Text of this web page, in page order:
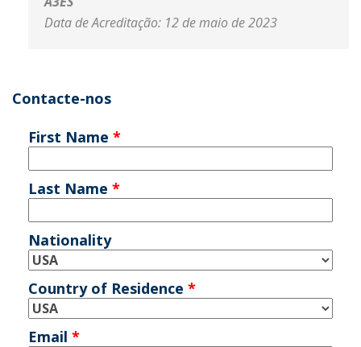
Data de Acreditação: 12 de maio de 2023
Contacte-nos
First Name *
Last Name *
Nationality
Country of Residence *
Email *